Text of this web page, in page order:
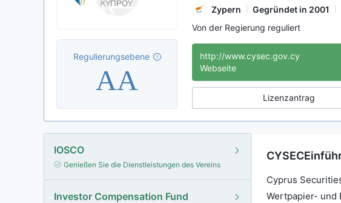
Regulierungsebene
AA
C)
Zypern
Gegründet in 2001
Von der Regierung reguliert
Regulierung des Devisenhandels
Anlegerschutz
NBP
internationale
http://www.cysec.gov.cy
Webseite
Lizenzantrag
IOSCO
Genießen Sie die Dienstleistungen des Vereins
Investor Compensation Fund
Cyprus
Wertpapier- und